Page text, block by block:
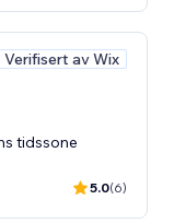
Verifisert av Wix
tidssone
5.0(6)